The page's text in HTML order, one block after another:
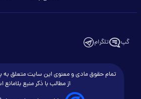
گپ تلگرام
تمام حقوق مادی و معنوی این سایت متعلق به
از مطالب با ذکر منبع بلامانع